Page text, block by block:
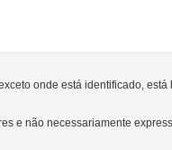
onde está identificado,
e não necessariamente